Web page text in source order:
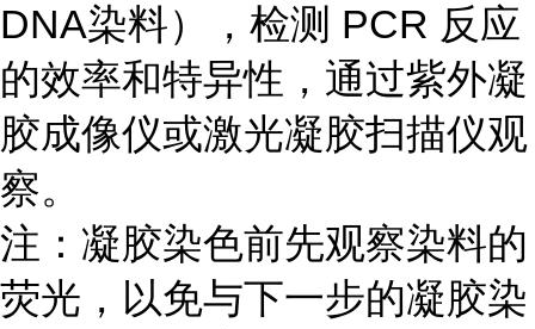
DNA染料），检测 PCR 反应
的效率和特异性，通过紫外凝
胶成像仪或激光凝胶扫描仪观
察。
注：凝胶染色前先观察染料的
荧光，以免与下一步的凝胶染